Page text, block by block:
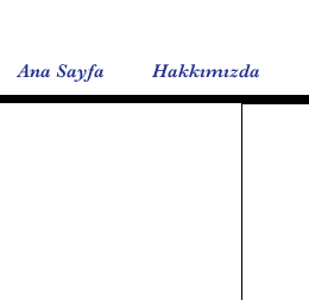
Ana Sayfa Hakkımızda